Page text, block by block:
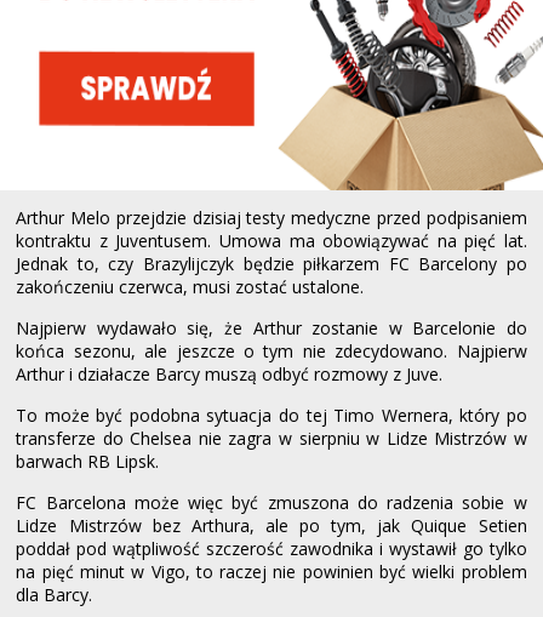
Arthur Melo przejdzie dzisiaj testy medyczne przed podpisaniem
kontraktu z Juventusem. Umowa ma obowiązywać na pięć lat.
Jednak to, czy Brazylijczyk będzie piłkarzem FC Barcelony po
zakończeniu czerwca, musi zostać ustalone.
Najpierw wydawało się, że Arthur zostanie w Barcelonie do
końca sezonu, ale jeszcze o tym nie zdecydowano. Najpierw
Arthur i działacze Barcy muszą odbyć rozmowy z Juve.
To może być podobna sytuacja do tej Timo Wernera, który po
transferze do Chelsea nie zagra w sierpniu w Lidze Mistrzów w
barwach RB Lipsk.
FC Barcelona może więc być zmuszona do radzenia sobie w
Lidze Mistrzów bez Arthura, ale po tym, jak Quique Setien
poddał pod wątpliwość szczerość zawodnika i wystawił go tylko
na pięć minut w Vigo, to raczej nie powinien być wielki problem
dla Barcy.